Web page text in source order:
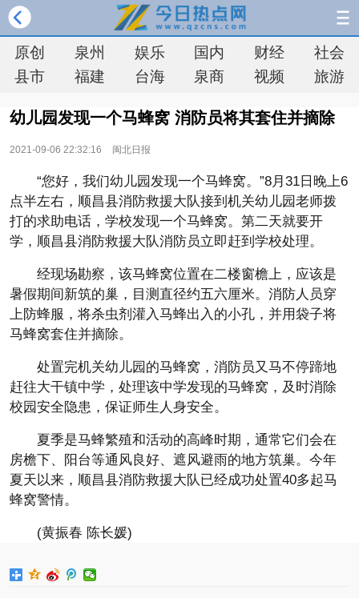
原创 泉州 娱乐 国内 财经
社会
县市
福建 台海 泉商 视频 旅游
幼儿园发现一个马蜂窝 消防员将其套住并摘除
2021-09-06 22:32:16 闽北日报
“您好，我们幼儿园发现一个马蜂窝。”8月31日晚上6
点半左右，顺昌县消防救援大队接到机关幼儿园老师拨
打的求助电话，学校发现一个马蜂窝。第二天就要开
学，顺昌县消防救援大队消防员立即赶到学校处理。
经现场勘察，该马蜂窝位置在二楼窗檐上，应该是
暑假期间新筑的巢，目测直径约五六厘米。消防人员穿
上防蜂服，将杀虫剂灌入马蜂出入的小孔，并用袋子将
马蜂窝套住并摘除。
处置完机关幼儿园的马蜂窝，消防员又马不停蹄地
赶往大干镇中学，处理该中学发现的马蜂窝，及时消除
校园安全隐患，保证师生人身安全。
夏季是马蜂繁殖和活动的高峰时期，通常它们会在
房檐下、阳台等通风良好、遮风避雨的地方筑巢。今年
夏天以来，顺昌县消防救援大队已经成功处置40多起马
蜂窝警情。
(黄振春 陈长媛)